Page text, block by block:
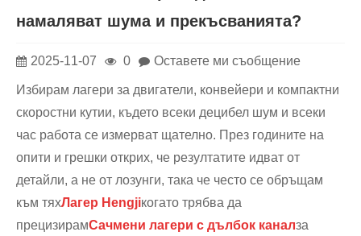
намаляват шума и прекъсванията?
2025-11-07 0 Оставете ми съобщение
Избирам лагери за двигатели, конвейери и компактни
скоростни кутии, където всеки децибел шум и всеки
час работа се измерват щателно. През годините на
опити и грешки открих, че резултатите идват от
детайли, а не от лозунги, така че често се обръщам
към тяхЛагер Hengjiкогато трябва да
прецизирамСачмени лагери с дълбок каналза